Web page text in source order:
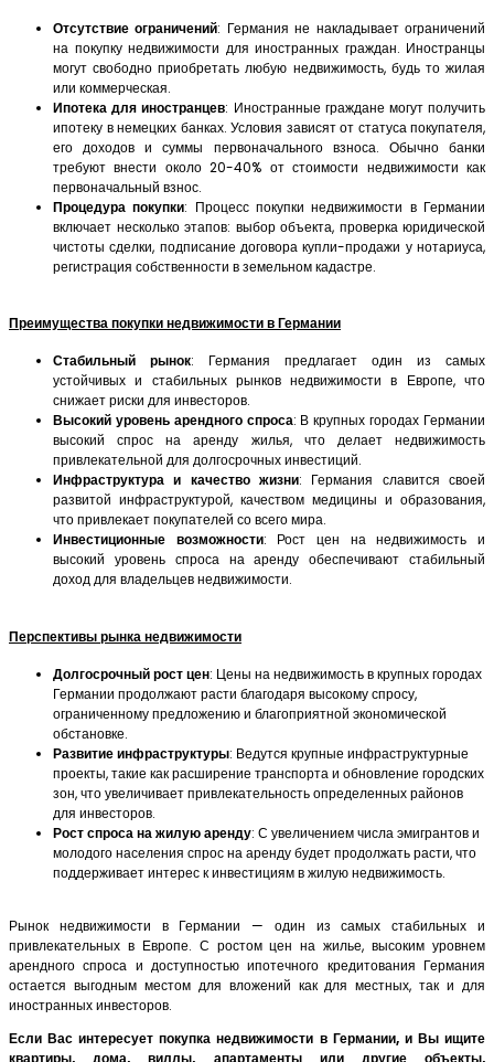
Отсутствие ограничений: Германия не накладывает ограничений
на покупку недвижимости для иностранных граждан. Иностранцы
могут свободно приобретать любую недвижимость, будь то жилая
или коммерческая.
Ипотека для иностранцев: Иностранные граждане могут получить
ипотеку в немецких банках. Условия зависят от статуса покупателя,
его доходов и суммы первоначального взноса. Обычно банки
требуют внести около 20-40% от стоимости недвижимости как
первоначальный взнос.
Процедура покупки: Процесс покупки недвижимости в Германии
включает несколько этапов: выбор объекта, проверка юридической
чистоты сделки, подписание договора купли-продажи у нотариуса,
регистрация собственности в земельном кадастре.
Преимущества покупки недвижимости в Германии
Стабильный рынок: Германия предлагает один из самых
устойчивых и стабильных рынков недвижимости в Европе, что
снижает риски для инвесторов.
Высокий уровень арендного спроса: В крупных городах Германии
высокий спрос на аренду жилья, что делает недвижимость
привлекательной для долгосрочных инвестиций.
Инфраструктура и качество жизни: Германия славится своей
развитой инфраструктурой, качеством медицины и образования,
что привлекает покупателей со всего мира.
Инвестиционные возможности: Рост цен на недвижимость и
высокий уровень спроса на аренду обеспечивают стабильный
доход для владельцев недвижимости.
Перспективы рынка недвижимости
Долгосрочный рост цен: Цены на недвижимость в крупных городах
Германии продолжают расти благодаря высокому спросу,
ограниченному предложению и благоприятной экономической
обстановке.
Развитие инфраструктуры: Ведутся крупные инфраструктурные
проекты, такие как расширение транспорта и обновление городских
зон, что увеличивает привлекательность определенных районов
для инвесторов.
Рост спроса на жилую аренду: С увеличением числа эмигрантов и
молодого населения спрос на аренду будет продолжать расти, что
поддерживает интерес к инвестициям в жилую недвижимость.
Рынок недвижимости в Германии — один из самых стабильных и
привлекательных в Европе. С ростом цен на жилье, высоким уровнем
арендного спроса и доступностью ипотечного кредитования Германия
остается выгодным местом для вложений как для местных, так и для
иностранных инвесторов.
Если Вас интересует покупка недвижимости в Германии, и Вы ищите